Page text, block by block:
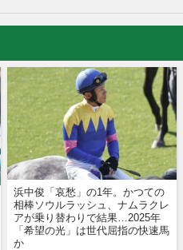
浜中俊「哀愁」の1年。かつての
相棒ソウルラッシュ、ナムラクレ
アが乗り替わりで結果…2025年
「希望の光」は世代屈指の快速馬
か